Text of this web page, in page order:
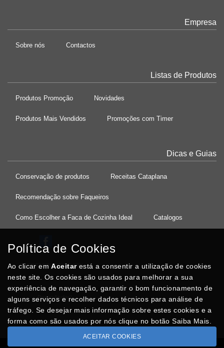
Empresa
Sobre nós Contactos
Listas de Produtos
Produtos Promoção Novidades
Produtos Mais Vendidos Promoções com Timer
Dicas e Guias
Conservação de produtos Receitas Cataplana
Recomendação sobre Faqueiros
Como Escolher a Faca de Cozinha Ideal Catalogos
37°08'27.5"N 8°32'13.9"W
Posso Ajudar?
Política de Cookies
Ao clicar emAceitarestá a consentir a utilização de cookies
neste site. Os cookies são usados para melhorar a sua
experiência de navegação, garantir o bom funcionamento de
alguns serviços e recolher dados técnicos para análise de
tráfego. Se desejar mais informação sobre estes cookies e a
forma como são usados por nós clique no botão Saiba Mais.
ACEITAR COOKIES